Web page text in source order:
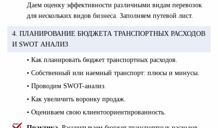
Даем оценку эффективности различными видам перевозок
для нескольких видов бизнеса. Заполняем путевой лист.
4. ПЛАНИРОВАНИЕ БЮДЖЕТА ТРАНСПОРТНЫХ РАСХОДОВ
И SWOT АНАЛИЗ
• Как планировать бюджет транспортных расходов.
• Собственный или наемный транспорт: плюсы и минусы.
• Проводим SWOT-анализ.
• Как увеличить воронку продаж.
• Оцениваем свою клиентоориентированность.